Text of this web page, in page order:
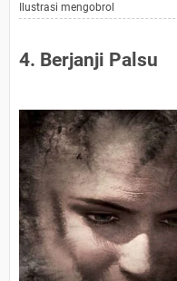
Ilustrasi mengobrol
4. Berjanji Palsu